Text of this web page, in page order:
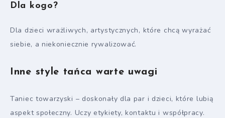
Dla kogo?
Dla dzieci wrażliwych, artystycznych, które chcą wyrażać
siebie, a niekoniecznie rywalizować.
Inne style tańca warte uwagi
Taniec towarzyski – doskonały dla par i dzieci, które lubią
aspekt społeczny. Uczy etykiety, kontaktu i współpracy.